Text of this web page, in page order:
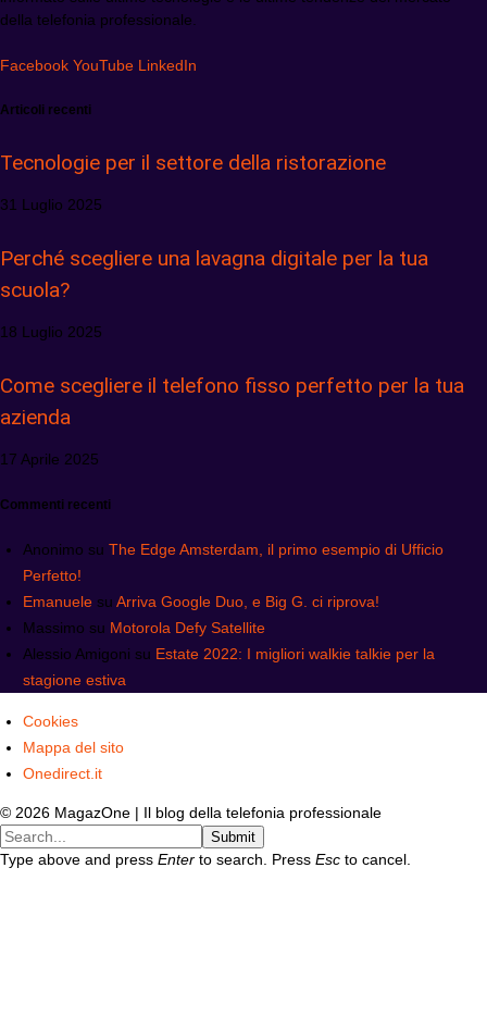
della telefonia professionale.
Facebook YouTube LinkedIn
Articoli recenti
Tecnologie per il settore della ristorazione
31 Luglio 2025
Perché scegliere una lavagna digitale per la tua
scuola?
18 Luglio 2025
Come scegliere il telefono fisso perfetto per la tua
azienda
17 Aprile 2025
Commenti recenti
Anonimo su The Edge Amsterdam, il primo esempio di Ufficio
Perfetto!
Emanuele su Arriva Google Duo, e Big G. ci riprova!
Massimo su Motorola Defy Satellite
Alessio Amigoni su Estate 2022: I migliori walkie talkie per la
stagione estiva
Cookies
Mappa del sito
Onedirect.it
© 2026 MagazOne | Il blog della telefonia professionale
Submit
Type above and press Enter to search. Press Esc to cancel.